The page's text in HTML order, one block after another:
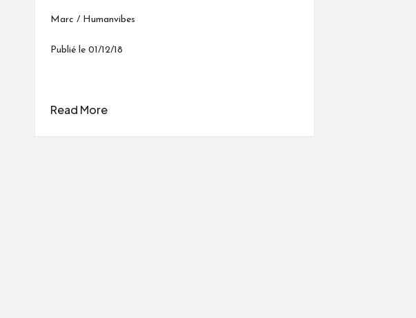
Marc / Humanvibes
Publié le 01/12/18
Read More